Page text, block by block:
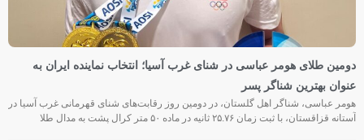
دومین طلای هومر عباسی در شنای غرب آسیا؛ انتخاب نماینده ایران به
عنوان بهترین شناگر پسر
هومر عباسی، شناگر اهل گلستان، در دومین روز رقابت‌های شنای قهرمانی غرب آسیا در
آستانه قزاقستان، با ثبت زمان ۲۵.۷۶ ثانیه در ماده ۵۰ متر کرال پشت به مدال طلا